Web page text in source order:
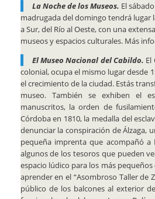
La Noche de los Museos. El
madrugada del domingo tendrá lugar
a Sur, del Río al Oeste, con una
museos y espacios culturales. Más
El Museo Nacional del Cabildo. El
colonial, ocupa el mismo lugar desde
el crecimiento de la ciudad. Estás
museo. También se exhiben el
manuscritos, la orden de
Córdoba en 1810, la medalla del
denunciar la conspiración de Álzaga,
pequeña imprenta que acompañó a
algunos de los tesoros que pueden
espacio lúdico para los más
aprender en el “Asombroso Taller de
público de los balcones al exterior